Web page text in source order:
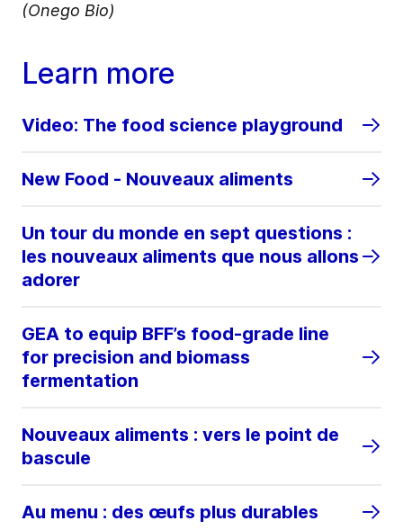
(Onego Bio)
Learn more
Video: The food science playground
New Food - Nouveaux aliments
Un tour du monde en sept questions :
les nouveaux aliments que nous allons
adorer
GEA to equip BFF’s food-grade line
for precision and biomass
fermentation
Nouveaux aliments : vers le point de
bascule
Au menu : des œufs plus durables